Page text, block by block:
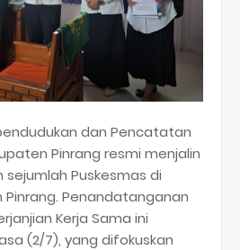
dan Pencatatan
Pinrang resmi menjalin
Puskesmas di
Penandatanganan
Kerja Sama ini
(2/7), yang difokuskan